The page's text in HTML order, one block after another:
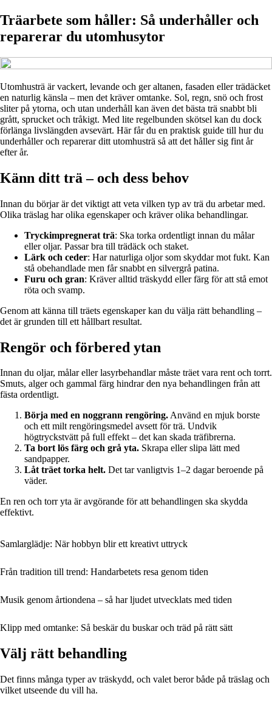
Träarbete som håller: Så underhåller och
reparerar du utomhusytor
Utomhusträ är vackert, levande och ger altanen, fasaden eller trädäcket
en naturlig känsla – men det kräver omtanke. Sol, regn, snö och frost
sliter på ytorna, och utan underhåll kan även det bästa trä snabbt bli
grått, sprucket och tråkigt. Med lite regelbunden skötsel kan du dock
förlänga livslängden avsevärt. Här får du en praktisk guide till hur du
underhåller och reparerar ditt utomhusträ så att det håller sig fint år
efter år.
Känn ditt trä – och dess behov
Innan du börjar är det viktigt att veta vilken typ av trä du arbetar med.
Olika träslag har olika egenskaper och kräver olika behandlingar.
Tryckimpregnerat trä: Ska torka ordentligt innan du målar
eller oljar. Passar bra till trädäck och staket.
Lärk och ceder: Har naturliga oljor som skyddar mot fukt. Kan
stå obehandlade men får snabbt en silvergrå patina.
Furu och gran: Kräver alltid träskydd eller färg för att stå emot
röta och svamp.
Genom att känna till träets egenskaper kan du välja rätt behandling –
det är grunden till ett hållbart resultat.
Rengör och förbered ytan
Innan du oljar, målar eller lasyrbehandlar måste träet vara rent och torrt.
Smuts, alger och gammal färg hindrar den nya behandlingen från att
fästa ordentligt.
Börja med en noggrann rengöring.Använd en mjuk borste
och ett milt rengöringsmedel avsett för trä. Undvik
högtryckstvätt på full effekt – det kan skada träfibrerna.
Ta bort lös färg och grå yta. Skrapa eller slipa lätt med
sandpapper.
Låt träet torka helt. Det tar vanligtvis 1–2 dagar beroende på
väder.
En ren och torr yta är avgörande för att behandlingen ska skydda
effektivt.
Samlarglädje: När hobbyn blir ett kreativt uttryck
Från tradition till trend: Handarbetets resa genom tiden
Musik genom årtiondena – så har ljudet utvecklats med tiden
Klipp med omtanke: Så beskär du buskar och träd på rätt sätt
Välj rätt behandling
Det finns många typer av träskydd, och valet beror både på träslag och
vilket utseende du vill ha.